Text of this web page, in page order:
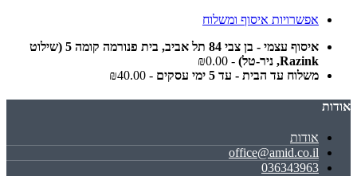
אפשרויות איסוף ומשלוח
איסוף עצמי - בן צבי 84 תל אביב, בית פנורמה קומה 5 (שילוט
Razink, ניר-טל)
- ₪0.00
משלוח עד הבית - עד 5 ימי עסקים
- ₪40.00
אודות
אודות
office@amid.co.il
036343963